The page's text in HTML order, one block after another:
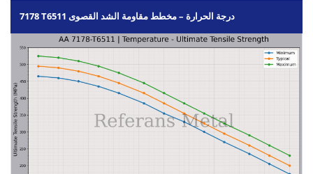
7178 T6511 درجة الحرارة – مخطط مقاومة الشد القصوى